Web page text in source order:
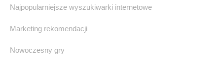
Najpopularniejsze wyszukiwarki internetowe
Marketing rekomendacji
Nowoczesny gry